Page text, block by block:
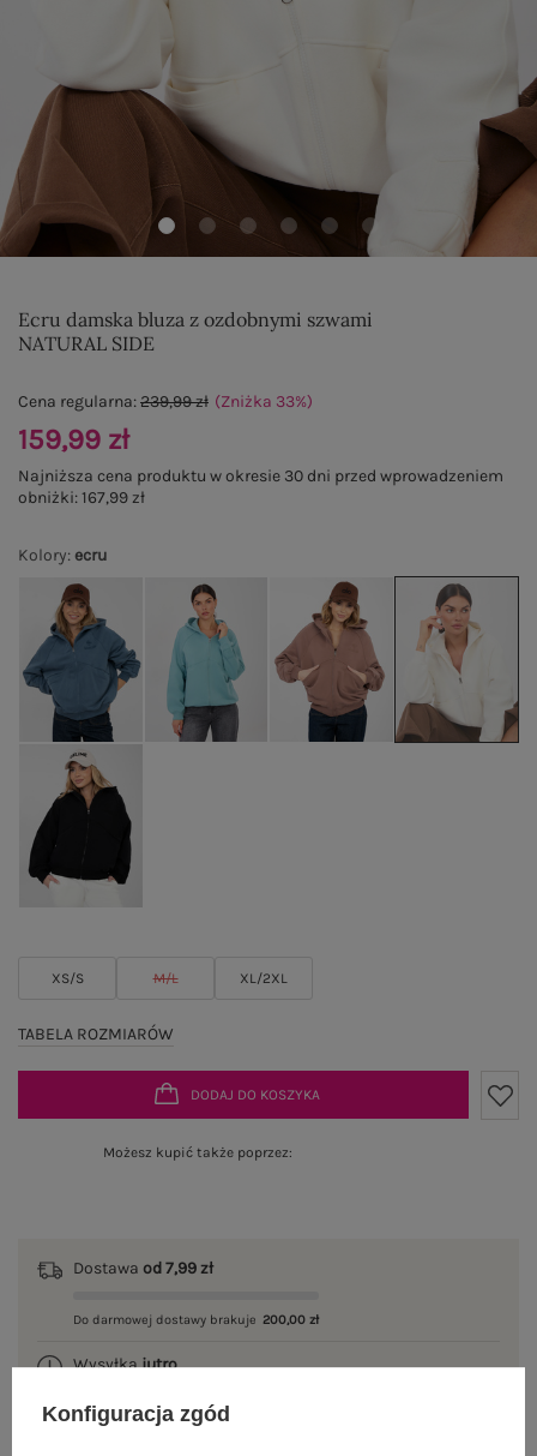
Ecru damska bluza z ozdobnymi szwami
NATURAL SIDE
Kolory: ecru
XS/S M/L XL/2XL
TABELA ROZMIARÓW
Cena regularna:239,99 zł (Zniżka 33%)
159,99 zł
Najniższa cena produktu w okresie 30 dni przed wprowadzeniem
obniżki:167,99 zł
DODAJ DO KOSZYKA
Możesz kupić także poprzez:
Dostawa od 7,99 zł
Do darmowej dostawy brakuje 200,00 zł
Wysyłkajutro
100 dni na zwrot
Konfiguracja zgód